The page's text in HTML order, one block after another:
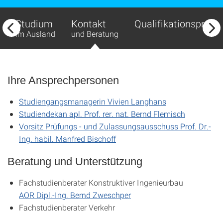
Studium
im Ausland
Kontakt
und Beratung
Qualifikationsprofil
Ihre Ansprechpersonen
Studiengangsmanagerin Vivien Langhans
Studiendekan apl. Prof. rer. nat. Bernd Flemisch
Vorsitz Prüfungs - und Zulassungsausschuss Prof. Dr.-
Ing. habil. Manfred Bischoff
Beratung und Unterstützung
Fachstudienberater Konstruktiver Ingenieurbau
AOR Dipl.-Ing. Bernd Zweschper
Fachstudienberater Verkehr